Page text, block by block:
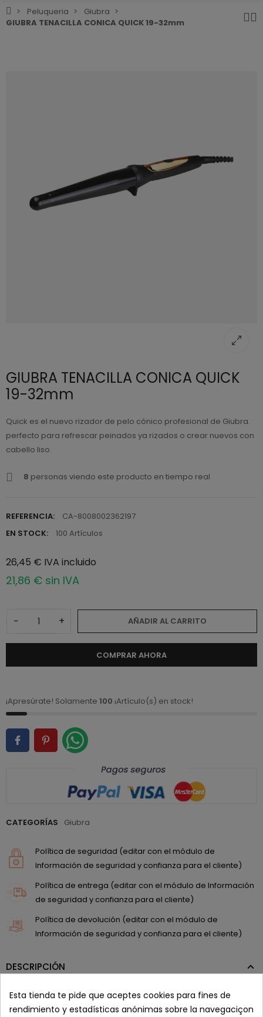
Peluqueria
Giubra
GIUBRA TENACILLA CONICA QUICK 19-32mm
GIUBRA TENACILLA CONICA QUICK
19-32mm
Quick es el nuevo rizador de pelo cónico profesional de Giubra.
perfecto para refrescar peinados ya rizados o crear nuevos con
cabello liso.
8 personas viendo este producto en tiempo real
REFERENCIA:
CA-8008002362197
EN STOCK:
100 Artículos
26,45 € IVA incluido
21,86 € sin IVA
− + AÑADIR AL CARRITO
COMPRAR AHORA
¡Apresúrate! Solamente 100 ¡Artículo(s) en stock!
CATEGORÍAS Giubra
Política de seguridad (editar con el módulo de
Información de seguridad y confianza para el cliente)
Política de entrega (editar con el módulo de Información
de seguridad y confianza para el cliente)
Política de devolución (editar con el módulo de
Información de seguridad y confianza para el cliente)
DESCRIPCIÓN
Características
Esta tienda te pide que aceptes cookies para fines de
rendimiento y estadísticas anónimas sobre la navegaciçon